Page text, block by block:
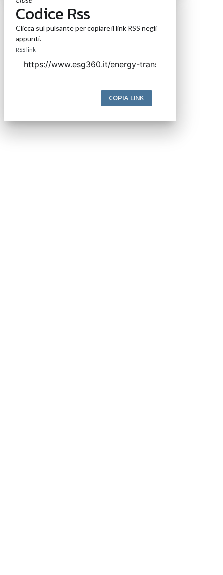
Codice Rss
Clicca sul pulsante per copiare il link RSS negli
appunti.
RSS link
COPIA LINK